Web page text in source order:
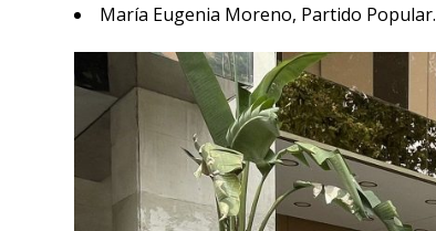
María Eugenia Moreno, Partido Popular.